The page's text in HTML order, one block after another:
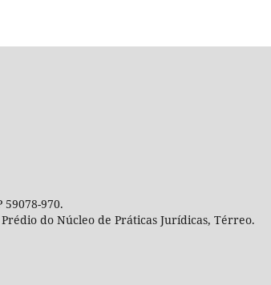
970.
Prédio do Núcleo de Práticas Jurídicas, Térreo.